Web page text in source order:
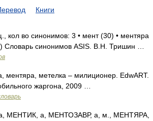
Книги
кол во синонимов: 3 • мент (30) • ментяра
Словарь синонимов ASIS. В.Н. Тришин …
ментяра, метелка – милиционер. EdwART.
жаргона, 2009 …
МЕНТИК, а, МЕНТОЗАВР, а, м., МЕНТЯРА,